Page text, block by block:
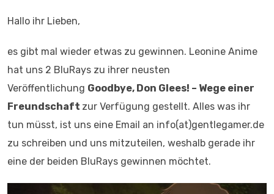
Hallo ihr Lieben,
es gibt mal wieder etwas zu gewinnen. Leonine Anime
hat uns 2 BluRays zu ihrer neusten
Veröffentlichung Goodbye, Don Glees! – Wege einer
Freundschaft zur Verfügung gestellt. Alles was ihr
tun müsst, ist uns eine Email an info(at)gentlegamer.de
zu schreiben und uns mitzuteilen, weshalb gerade ihr
eine der beiden BluRays gewinnen möchtet.